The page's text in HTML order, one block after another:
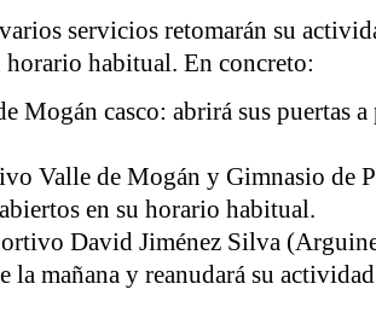
servicios retomarán su
horario habitual. En concreto:
Mogán casco: abrirá sus puertas
Valle de Mogán y Gimnasio de
en su horario habitual.
David Jiménez Silva
la mañana y reanudará su